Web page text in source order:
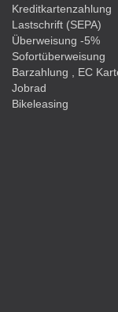
Kreditkartenzahlung
Lastschrift (SEPA)
Überweisung -5%
Sofortüberweisung
Barzahlung , EC
Jobrad
Bikeleasing